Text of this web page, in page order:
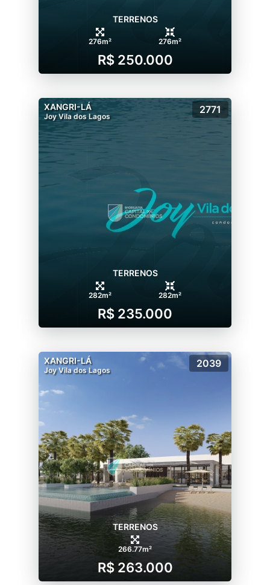
TERRENOS
276m² 276m²
R$ 250.000
XANGRI-LÁ
Joy Vila dos Lagos
2771
TERRENOS
282m² 282m²
R$ 235.000
XANGRI-LÁ
Joy Vila dos Lagos
2039
TERRENOS
266.77m²
R$ 263.000